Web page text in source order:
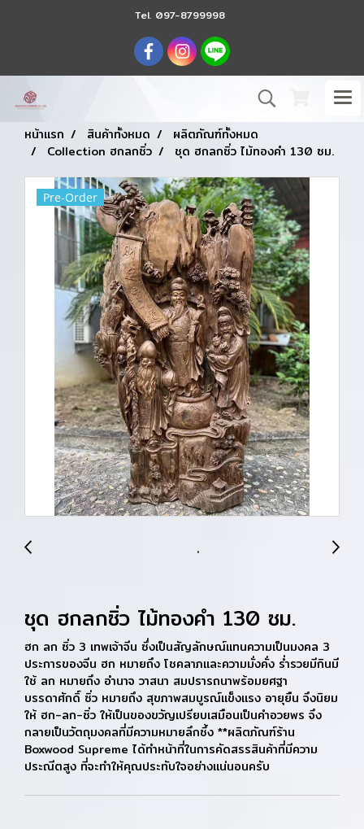
Tel. 097-8799998
หน้าแรก สินค้าทั้งหมด
ผลิตภัณฑ์ทั้งหมด
Collection ฮกลกซิ่ว
ชุด ฮกลกซิ่ว ไม้ทองคำ 130 ซม.
Pre-Order
ชุด ฮกลกซิ่ว ไม้ทองคำ 130 ซม.
ฮก ลก ซิ่ว 3 เทพเจ้าจีน ซึ่งเป็นสัญลักษณ์แทนความเป็นมงคล 3
ประการของจีน ฮก หมายถึง โชคลาภและความมั่งคั่ง ร่ำรวยมีกินมี
ใช้ ลก หมายถึง อำนาจ วาสนา สมปรารถนาพร้อมยศฐา
บรรดาศักดิ์ ซิ่ว หมายถึง สุขภาพสมบูรณ์แข็งแรง อายุยืน จึงนิยม
ให้ ฮก-ลก-ซิ่ว ให้เป็นของขวัญเปรียบเสมือนเป็นคำอวยพร จึง
กลายเป็นวัตถุมงคลที่มีความหมายลึกซึ้ง **ผลิตภัณฑ์ร้าน
Boxwood Supreme ได้ทำหน้าที่ในการคัดสรรสินค้าที่มีความ
ประณีตสูง ที่จะทำให้คุณประทับใจอย่างแน่นอนครับ